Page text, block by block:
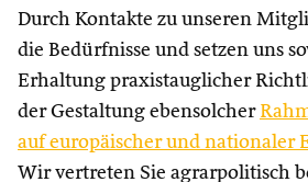
Durch Kontakte zu unseren
die Bedürfnisse und setzen uns
Erhaltung praxistauglicher
der Gestaltung ebensolcher
auf europäischer und nationaler
Wir vertreten Sie agrarpolitisch